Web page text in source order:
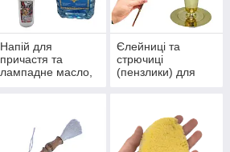
Напій для
причастя та
лампадне масло,
Єлейниці та
стрючиці
(пензлики) для